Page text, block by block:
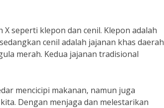
seperti klepon dan cenil. Klepon adalah
cenil adalah jajanan khas daerah
merah. Kedua jajanan tradisional
mencicipi makanan, namun juga
Dengan menjaga dan melestarikan